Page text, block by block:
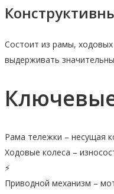
Состоит из рамы,
выдерживать
Рама тележки – несущая
Ходовые колеса –
⚡
Приводной механизм –